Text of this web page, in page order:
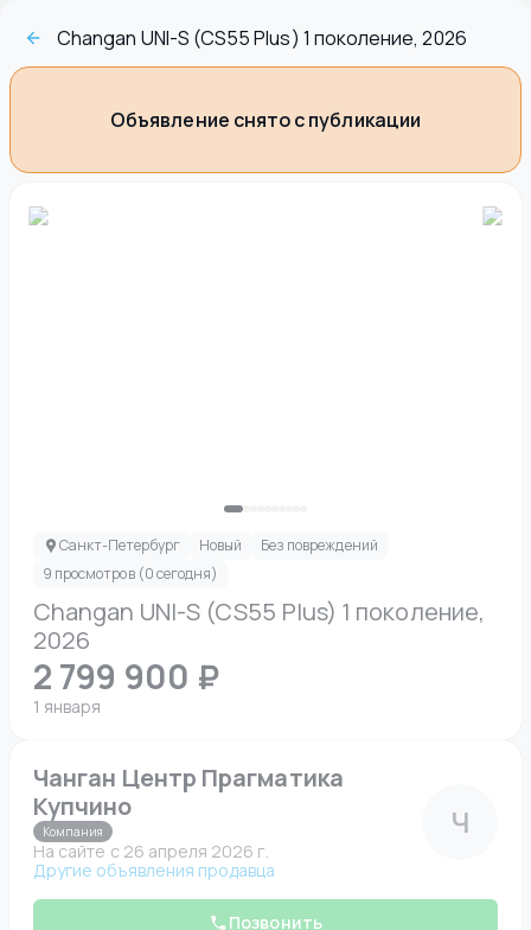
Changan UNI-S (CS55 Plus) 1 поколение, 2026
Объявление снято с публикации
Changan UNI-S (CS55 Plus) 1 поколение,
2026
2 799 900 ₽
1 января
Санкт-Петербург Новый
Без повреждений
9 просмотров (0 сегодня)
Чанган Центр Прагматика
Купчино
Компания
На сайте c 26 апреля 2026 г.
Другие объявления продавца
Ч
Позвонить